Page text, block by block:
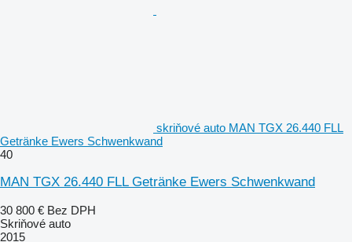
skriňové auto MAN TGX 26.440 FLL
Getränke Ewers Schwenkwand
40
MAN TGX 26.440 FLL Getränke Ewers Schwenkwand
30 800 € Bez DPH
Skriňové auto
2015